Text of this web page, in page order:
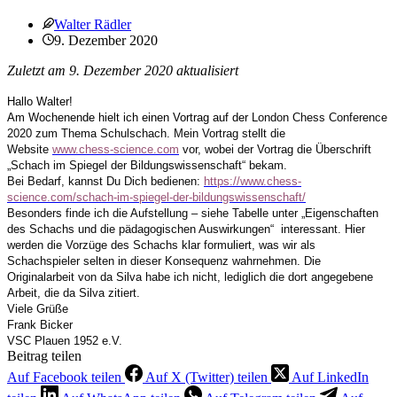
Walter Rädler
9. Dezember 2020
Zuletzt am 9. Dezember 2020 aktualisiert
Hallo Walter!
Am Wochenende hielt ich einen Vortrag auf der
London Chess Conference
2020 zum Thema Schulschach. Mein Vortrag stellt die
Website www.chess-science.com vor, wobei der Vortrag die Überschrift
„Schach im Spiegel der Bildungswissenschaft“ bekam.
Bei Bedarf, kannst Du Dich bedienen: https://www.chess-
science.com/schach-im-spiegel-der-bildungswissenschaft/
Besonders finde ich die Aufstellung – siehe Tabelle unter „Eigenschaften
des Schachs und die pädagogischen Auswirkungen“ interessant. Hier
werden die Vorzüge des Schachs klar formuliert, was wir als
Schachspieler selten in dieser Konsequenz wahrnehmen. Die
Originalarbeit von da Silva habe ich nicht, lediglich die dort angegebene
Arbeit, die da Silva zitiert.
Viele Grüße
Frank Bicker
VSC Plauen 1952 e.V.
Beitrag teilen
Auf Facebook teilen
Auf X (Twitter) teilen
Auf LinkedIn